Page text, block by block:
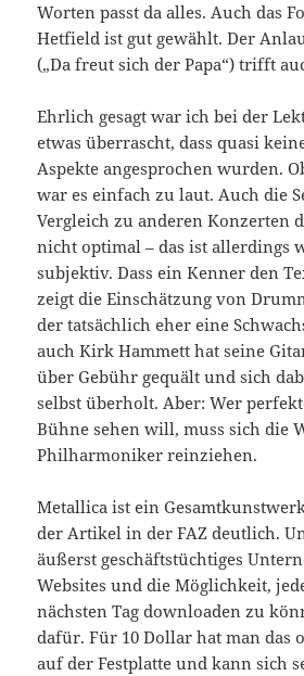
Worten passt da alles. Auch das
Hetfield ist gut gewählt. Der
(„Da freut sich der Papa“) trifft
Ehrlich gesagt war ich bei der
etwas überrascht, dass quasi
Aspekte angesprochen wurden.
war es einfach zu laut. Auch die
Vergleich zu anderen Konzerten
nicht optimal – das ist allerdings
subjektiv. Dass ein Kenner den
zeigt die Einschätzung von
der tatsächlich eher eine
auch Kirk Hammett hat seine
über Gebühr gequält und sich
selbst überholt. Aber: Wer
Bühne sehen will, muss sich die
Philharmoniker reinziehen.
Metallica ist ein
der Artikel in der FAZ deutlich.
äußerst geschäftstüchtiges
Websites und die Möglichkeit,
nächsten Tag downloaden zu
dafür. Für 10 Dollar hat man das
auf der Festplatte und kann sich